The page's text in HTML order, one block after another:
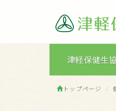
津軽保健生
トップページ